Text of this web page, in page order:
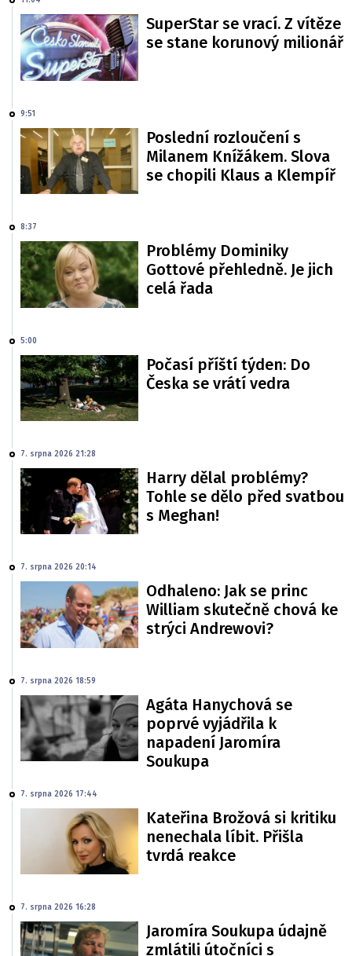
SuperStar se vrací. Z vítěze
se stane korunový milionář
9:51
Poslední rozloučení s
Milanem Knížákem. Slova
se chopili Klaus a Klempíř
8:37
Problémy Dominiky
Gottové přehledně. Je jich
celá řada
5:00
Počasí příští týden: Do
Česka se vrátí vedra
7. srpna 2026 21:28
Harry dělal problémy?
Tohle se dělo před svatbou
s Meghan!
7. srpna 2026 20:14
Odhaleno: Jak se princ
William skutečně chová ke
strýci Andrewovi?
7. srpna 2026 18:59
Agáta Hanychová se
poprvé vyjádřila k
napadení Jaromíra
Soukupa
7. srpna 2026 17:44
Kateřina Brožová si kritiku
nenechala líbit. Přišla
tvrdá reakce
7. srpna 2026 16:28
Jaromíra Soukupa údajně
zmlátili útočníci s